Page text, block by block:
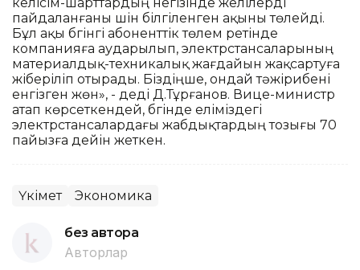
пайдаланғаны үшін білгіленген ақыны төлейді.
Бұл ақы бүгінгі абоненттік төлем ретінде
компанияға аударылып, электрстансаларының
материалдық-техникалық жағдайын жақсартуға
жіберіліп отырады. Біздіңше, ондай тәжірибені
енгізген жөн», - деді Д.Тұрғанов. Вице-министр
атап көрсеткендей, бүгінде еліміздегі
электрстансалардағы жабдықтардың тозығы 70
пайызға дейін жеткен.
Үкімет Экономика
без автора
Авторлар